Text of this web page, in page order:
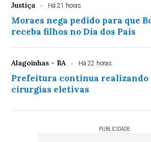
Justiça Há 21 horas
Moraes nega pedido para que
receba filhos no Dia dos Pais
Alagoinhas - BA Há 22 horas
Prefeitura continua realizando
cirurgias eletivas
PUBLICIDADE